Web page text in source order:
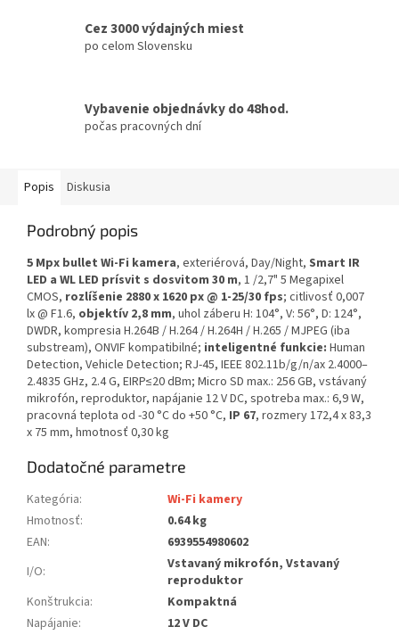
Cez 3000 výdajných miest
po celom Slovensku
Vybavenie objednávky do 48hod.
počas pracovných dní
Popis Diskusia
Podrobný popis
5 Mpx bullet Wi-Fi kamera, exteriérová, Day/Night, Smart IR
LED a WL LED prísvit s dosvitom 30 m, 1 /2,7" 5 Megapixel
CMOS, rozlíšenie 2880 x 1620 px @ 1-25/30 fps; citlivosť 0,007
lx @ F1.6, objektív 2,8 mm, uhol záberu H: 104°, V: 56°, D: 124°,
DWDR, kompresia H.264B / H.264 / H.264H / H.265 / MJPEG (iba
substream), ONVIF kompatibilné; inteligentné funkcie: Human
Detection, Vehicle Detection; RJ-45, IEEE 802.11b/g/n/ax 2.4000–
2.4835 GHz, 2.4 G, EIRP≤20 dBm; Micro SD max.: 256 GB, vstávaný
mikrofón, reproduktor, napájanie 12 V DC, spotreba max.: 6,9 W,
pracovná teplota od -30 °C do +50 °C, IP 67, rozmery 172,4 x 83,3
x 75 mm, hmotnosť 0,30 kg
Dodatočné parametre
Kategória:
Wi-Fi kamery
Hmotnosť:
0.64 kg
EAN:
6939554980602
I/O:
Vstavaný mikrofón, Vstavaný
reproduktor
Konštrukcia:
Kompaktná
Napájanie:
12 V DC